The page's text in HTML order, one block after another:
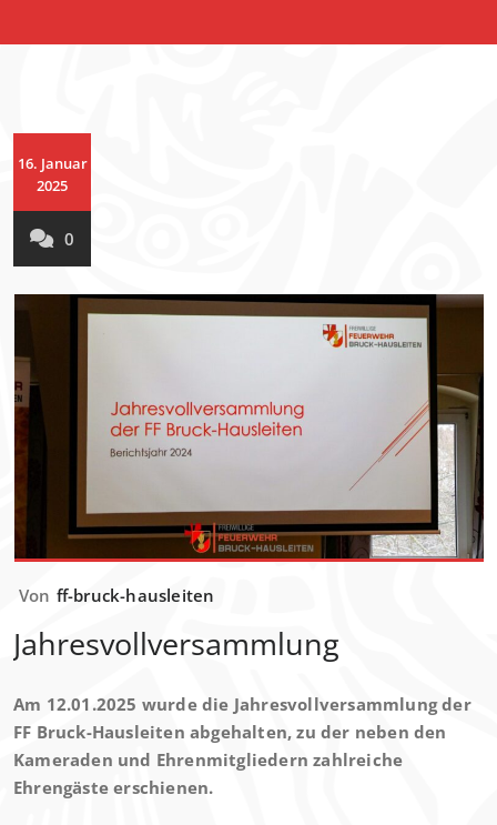
16. Januar
2025
0
Von ff-bruck-hausleiten
Jahresvollversammlung
Am 12.01.2025 wurde die Jahresvollversammlung der
FF Bruck-Hausleiten abgehalten, zu der neben den
Kameraden und Ehrenmitgliedern zahlreiche
Ehrengäste erschienen.